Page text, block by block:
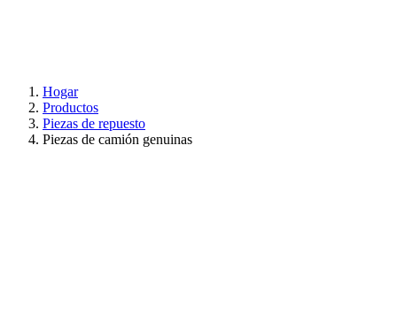
Hogar
Productos
Piezas de repuesto
Piezas de camión genuinas